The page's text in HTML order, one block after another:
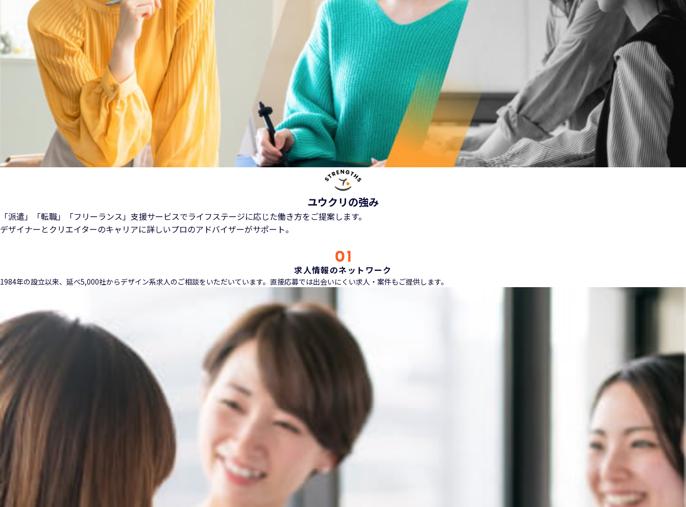
ユウクリの強み
「派遣」「転職」「フリーランス」支援サービスでライフステージに応じた働き方をご提案します。
デザイナーとクリエイターのキャリアに詳しいプロのアドバイザーがサポート。
求人情報のネットワーク
1984年の設立以来、延べ5,000社からデザイン系求人のご相談をいただいています。直接応募では出会いにくい求人・案件もご提供します。